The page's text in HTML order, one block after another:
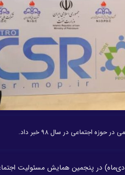
بهزاد محمدی، صبح امروز (پنجشنبه، ۲۵ دی‌ماه) در پنجمین همایش